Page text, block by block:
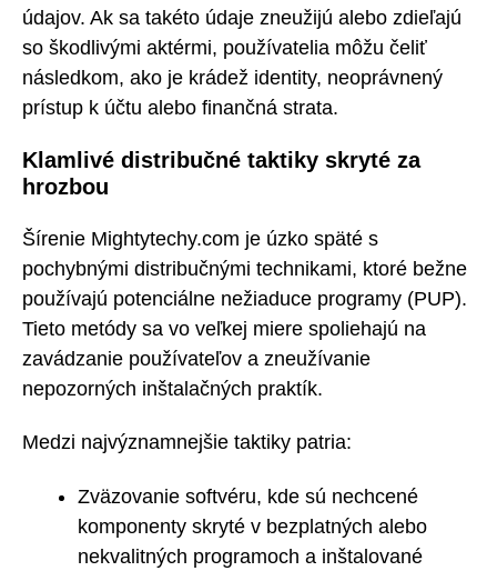
údajov. Ak sa takéto údaje zneužijú alebo zdieľajú
so škodlivými aktérmi, používatelia môžu čeliť
následkom, ako je krádež identity, neoprávnený
prístup k účtu alebo finančná strata.
Klamlivé distribučné taktiky skryté za
hrozbou
Šírenie Mightytechy.com je úzko späté s
pochybnými distribučnými technikami, ktoré bežne
používajú potenciálne nežiaduce programy (PUP).
Tieto metódy sa vo veľkej miere spoliehajú na
zavádzanie používateľov a zneužívanie
nepozorných inštalačných praktík.
Medzi najvýznamnejšie taktiky patria:
Zväzovanie softvéru, kde sú nechcené
komponenty skryté v bezplatných alebo
nekvalitných programoch a inštalované